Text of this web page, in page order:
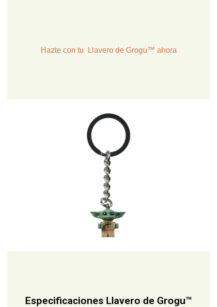
Hazte con tu Llavero de Grogu™ ahora
Especificaciones Llavero de Grogu™